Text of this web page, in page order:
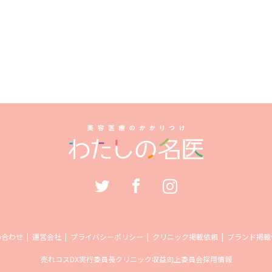
わせ 運営会社 プライバシーポリシー クリニック掲載依頼 ブランド掲
売れコスDX実行委員長クリニック収益向上委員会採用情報